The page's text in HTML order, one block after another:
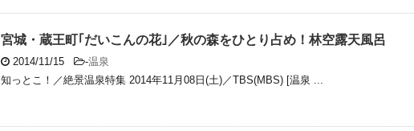
宮城・蔵王町｢だいこんの花｣／秋の森をひとり占め！林空露天風呂
2014/11/15 -温泉
知っとこ！／絶景温泉特集 2014年11月08日(土)／TBS(MBS) [温泉 ...